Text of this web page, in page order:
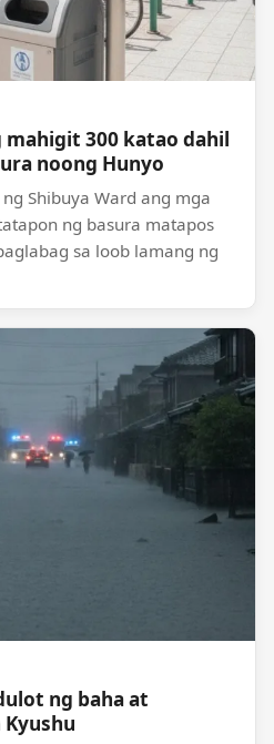
300 katao dahil
noong Hunyo
Shibuya Ward ang mga
ng basura matapos
sa loob lamang ng
ng baha at